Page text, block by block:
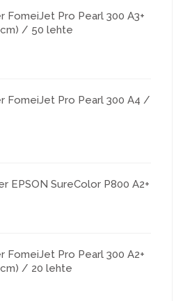
FomeiJet Pro Pearl 300 A3+
/ 50 lehte
FomeiJet Pro Pearl 300 A4 /
EPSON SureColor P800 A2+
FomeiJet Pro Pearl 300 A2+
/ 20 lehte